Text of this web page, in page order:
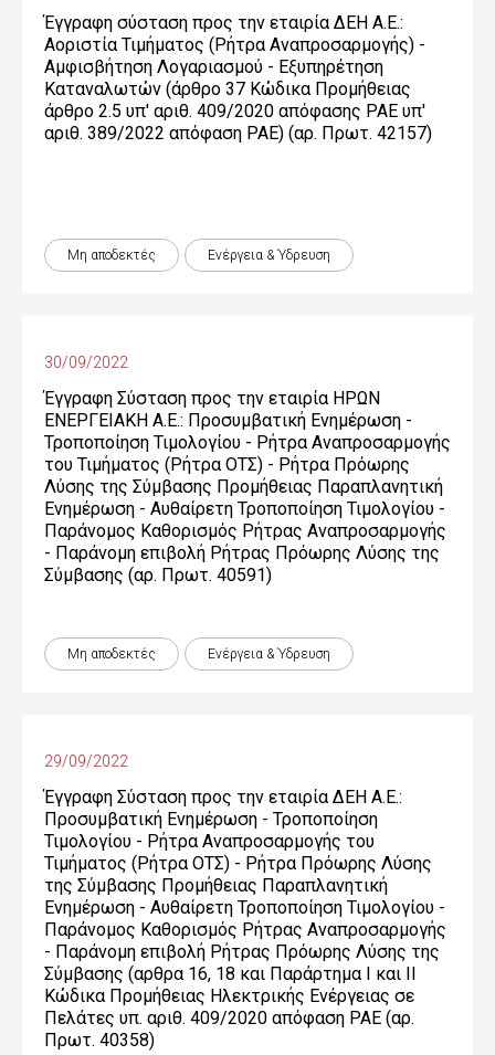
Έγγραφη σύσταση προς την εταιρία ΔΕΗ Α.Ε.:
Αοριστία Τιμήματος (Ρήτρα Αναπροσαρμογής) -
Αμφισβήτηση Λογαριασμού - Εξυπηρέτηση
Καταναλωτών (άρθρο 37 Κώδικα Προμήθειας
άρθρο 2.5 υπ' αριθ. 409/2020 απόφασης ΡΑΕ υπ'
αριθ. 389/2022 απόφαση ΡΑΕ) (αρ. Πρωτ. 42157)
Μη αποδεκτές Ενέργεια & Ύδρευση
30/09/2022
Έγγραφη Σύσταση προς την εταιρία ΗΡΩΝ
ΕΝΕΡΓΕΙΑΚΗ Α.Ε.: Προσυμβατική Ενημέρωση -
Τροποποίηση Τιμολογίου - Ρήτρα Αναπροσαρμογής
του Τιμήματος (Ρήτρα ΟΤΣ) - Ρήτρα Πρόωρης
Λύσης της Σύμβασης Προμήθειας Παραπλανητική
Ενημέρωση - Αυθαίρετη Τροποποίηση Τιμολογίου -
Παράνομος Καθορισμός Ρήτρας Αναπροσαρμογής
- Παράνομη επιβολή Ρήτρας Πρόωρης Λύσης της
Σύμβασης (αρ. Πρωτ. 40591)
Μη αποδεκτές Ενέργεια & Ύδρευση
29/09/2022
Έγγραφη Σύσταση προς την εταιρία ΔΕΗ Α.Ε.:
Προσυμβατική Ενημέρωση - Τροποποίηση
Τιμολογίου - Ρήτρα Αναπροσαρμογής του
Τιμήματος (Ρήτρα ΟΤΣ) - Ρήτρα Πρόωρης Λύσης
της Σύμβασης Προμήθειας Παραπλανητική
Ενημέρωση - Αυθαίρετη Τροποποίηση Τιμολογίου -
Παράνομος Καθορισμός Ρήτρας Αναπροσαρμογής
- Παράνομη επιβολή Ρήτρας Πρόωρης Λύσης της
Σύμβασης (αρθρα 16, 18 και Παράρτημα Ι και ΙΙ
Κώδικα Προμήθειας Ηλεκτρικής Ενέργειας σε
Πελάτες υπ. αριθ. 409/2020 απόφαση ΡΑΕ (αρ.
Πρωτ. 40358)